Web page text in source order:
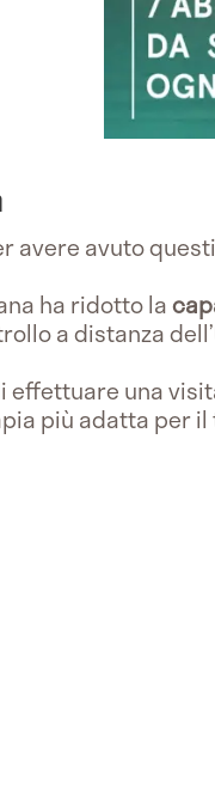
avere avuto
ha ridotto la
a distanza
effettuare una
più adatta per il